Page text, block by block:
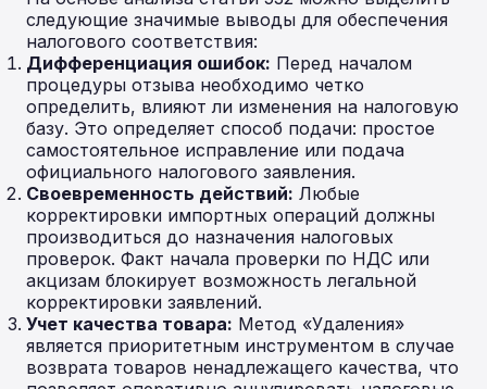
следующие значимые выводы для обеспечения
налогового соответствия:
Дифференциация ошибок: Перед началом
процедуры отзыва необходимо четко
определить, влияют ли изменения на налоговую
базу. Это определяет способ подачи: простое
самостоятельное исправление или подача
официального налогового заявления.
Своевременность действий: Любые
корректировки импортных операций должны
производиться до назначения налоговых
проверок. Факт начала проверки по НДС или
акцизам блокирует возможность легальной
корректировки заявлений.
Учет качества товара: Метод «Удаления»
является приоритетным инструментом в случае
возврата товаров ненадлежащего качества, что